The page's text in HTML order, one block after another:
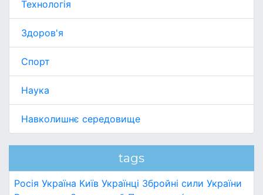
Технологія
Здоров'я
Спорт
Наука
Навколишнє середовище
tags
Росія Україна Київ Українці Збройні сили України